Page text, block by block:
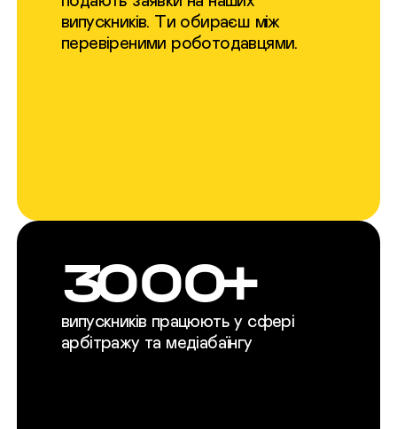
випускників. Ти обираєш між
перевіреними роботодавцями.
3000+
випускників працюють у сфері
арбітражу та медіабаїнгу